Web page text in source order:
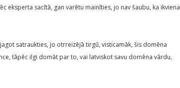
eksperta sacītā, gan varētu mainīties, jo nav šaubu, ka ikviena
satraukties, jo otrreizējā tirgū, visticamāk, šis domēna
tāpēc ilgi domāt par to, vai latviskot savu domēna vārdu,